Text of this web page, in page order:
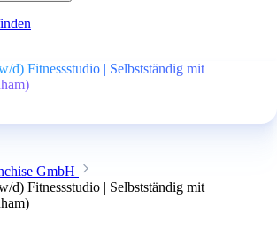
d) Fitnessstudio | Selbstständig mit
GmbH
d) Fitnessstudio | Selbstständig mit